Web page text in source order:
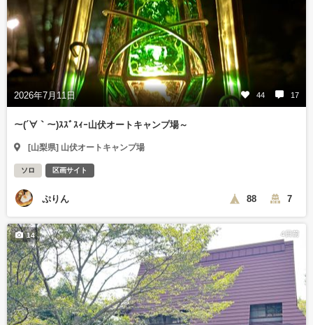
2026年7月11日 44 17
～(´∀｀～)ｽｽﾞｽｨｰ山伏オートキャンプ場～
[山梨県] 山伏オートキャンプ場
ソロ 区画サイト
ぷりん 88 7
4日前
14